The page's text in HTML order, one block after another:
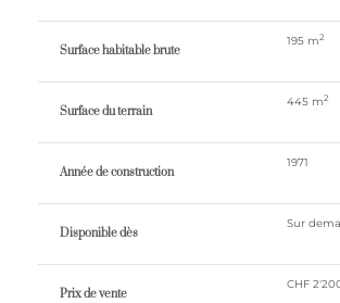
Surface habitable brute
195 m2
Surface du terrain
445 m2
Année de construction
1971
Disponible dès
Sur
Prix ​​de vente
CHF